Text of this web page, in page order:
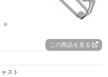
この商品を見る
スト